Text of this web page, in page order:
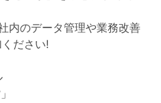
内のデータ管理や業務改善
ださい!